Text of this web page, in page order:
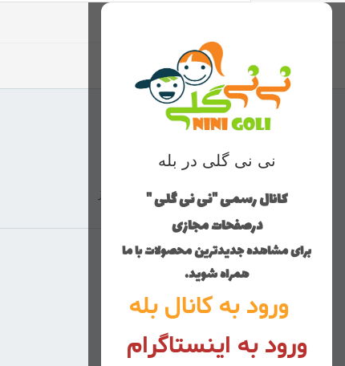
نی نی گلی در بله
کانال رسمی "نی نی گلی "
درصفحات مجازی
برای مشاهده جدیدترین محصولات با ما
همراه شوید.
ورود به کانال بله
ورود به اینستاگرام
ارسال با پست پیشتاز
منوی وب‌سایت
محصولات
دخترانه